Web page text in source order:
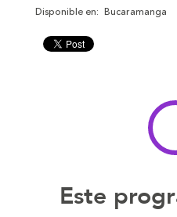
Disponible en: Bucaramanga
Este